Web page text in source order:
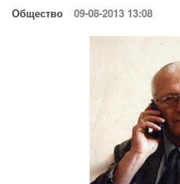
Общество 09-08-2013 13:08